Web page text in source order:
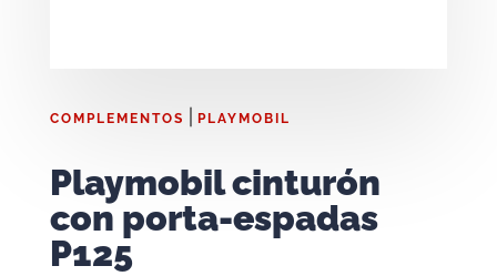
COMPLEMENTOS PLAYMOBIL
Playmobil cinturón
con porta‑espadas
P125